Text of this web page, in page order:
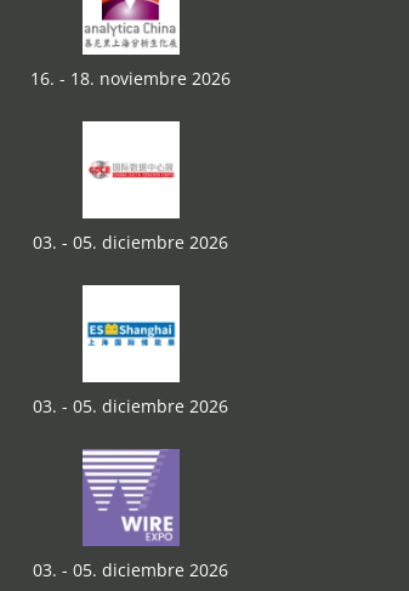
16. - 18. noviembre 2026
03. - 05. diciembre 2026
03. - 05. diciembre 2026
03. - 05. diciembre 2026